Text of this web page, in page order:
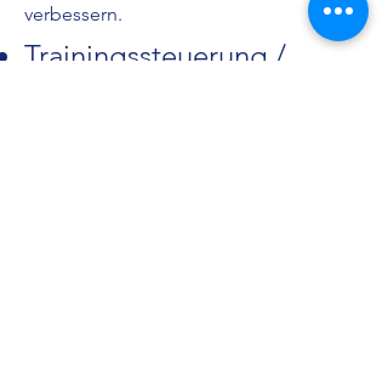
verbessern.
Trainingssteuerung /